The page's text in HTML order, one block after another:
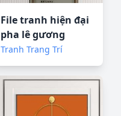
File tranh hiện đại
pha lê gương
KF72692
Tranh Trang Trí